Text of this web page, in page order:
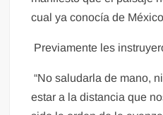
cual ya conocía de
Previamente les
“No saludarla de mano,
estar a la distancia que